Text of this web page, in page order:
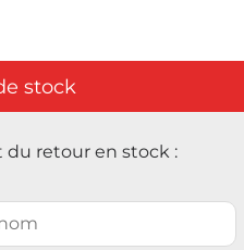
stock
du retour en stock :